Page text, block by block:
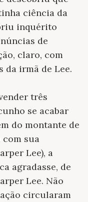
ciência da
inquérito
de
claro, com
da irmã de Lee.
três
se acabar
do montante de
sua
Lee), a
agradasse, de
Lee. Não
circularam